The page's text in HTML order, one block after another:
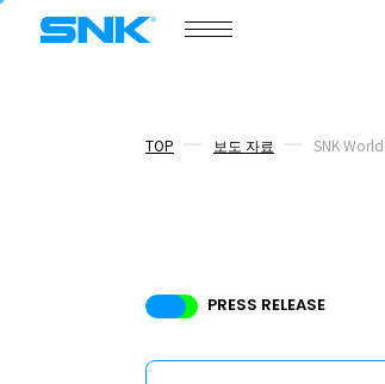
COMPANY
보도 자료
TOP 보도 자료 SNK
PRESS RELEASE